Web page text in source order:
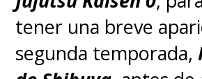
tener una breve
segunda temporada,